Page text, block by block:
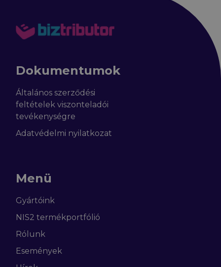
Dokumentumok
Általános szerződési
feltételek viszonteladói
tevékenységre
Adatvédelmi nyilatkozat
Menü
Gyártóink
NIS2 termékportfólió
Rólunk
Események